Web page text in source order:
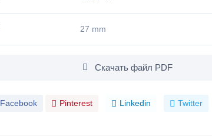
27 mm
Скачать файл PDF
Facebook Pinterest Linkedin Twitter